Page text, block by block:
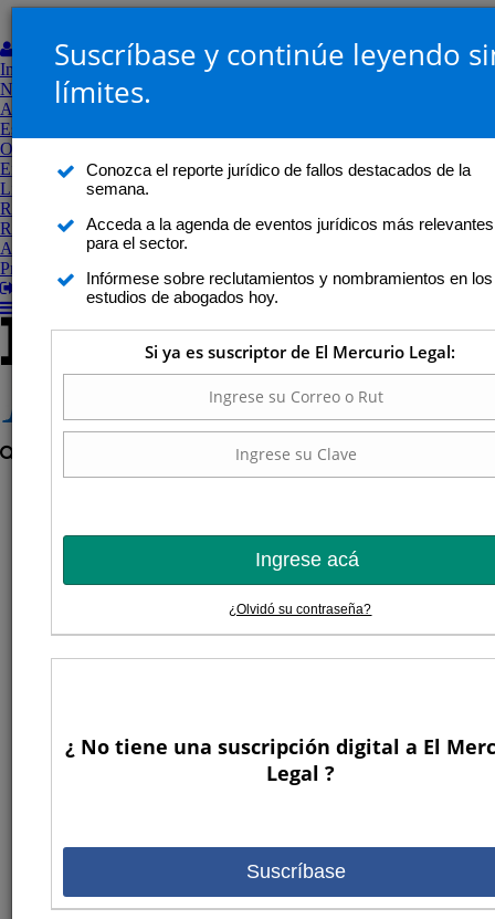
Mi Perfil
Inicio
Noticias
Análisis jurídico
Estudios de abogados
Opinión
Entrevistas y perfiles
Libros
Revistas
Revista Legal
Agenda
Proceso Constitucional
Suscríbase y continúe leyendo
límites.
Conozca el reporte jurídico de fallos destacados de la
semana.
Acceda a la agenda de eventos jurídicos más relevantes
para el sector.
Infórmese sobre reclutamientos y nombramientos en los
estudios de abogados hoy.
Si ya es suscriptor de El Mercurio Legal:
Ingrese acá
¿Olvidó su contraseña?
¿ No tiene una suscripción digital a El
Legal ?
Suscríbase